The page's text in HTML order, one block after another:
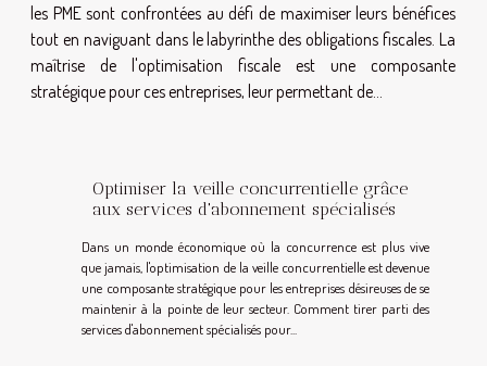
les PME sont confrontées au défi de maximiser leurs bénéfices
tout en naviguant dans le labyrinthe des obligations fiscales. La
maîtrise de l'optimisation fiscale est une composante
stratégique pour ces entreprises, leur permettant de...
Optimiser la veille concurrentielle grâce
aux services d'abonnement spécialisés
Dans un monde économique où la concurrence est plus vive
que jamais, l'optimisation de la veille concurrentielle est devenue
une composante stratégique pour les entreprises désireuses de se
maintenir à la pointe de leur secteur. Comment tirer parti des
services d'abonnement spécialisés pour...